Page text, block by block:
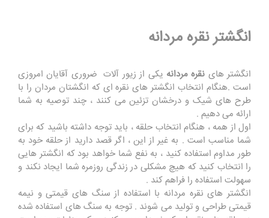
انگشتر نقره مردانه
انگشتر های نقره مردانه یکی از زیور آلات ضروری آقایان امروزی
است .هنگام انتخاب انگشتر های نقره ای که انگشتان مردان را با
طرح های شیک و درخشان تزئین می کنند ، چند توصیه به شما
ارائه می دهیم .
اول از همه ، هنگام انتخاب حلقه ، باید توجه داشته باشید که برای
شما مناسب است . به غیر از این ، اگر قصد دارید از حلقه خود به
طور مداوم استفاده کنید ، به نفع شما خواهد بود که انگشتر هایی
را انتخاب کنید که هیچ مشکلی در زندگی روزمره شما ایجاد نکند و
سهولت استفاده را فراهم کند .
انگشتر های نقره مردانه با استفاده از سنگ های قیمتی و نیمه
قیمتی طراحی و تولید می شوند . توجه به سنگ های استفاده شده